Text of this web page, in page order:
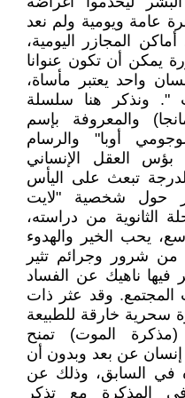
عامة ويومية ولم نعد
المجازر اليومية،
يمكن أن تكون عنوانا
واحد يعتبر مأساة،
". ونذكر هنا سلسلة
والمعروفة بإسم
أوبا" والرسام
بؤس العقل الإنساني
تبعث على اليأس
حول شخصية "لايت
الثانوية من دراسته،
يحب الخير والهدوء
من شرور وجرائم تثير
ناهيك عن الفساد
وقد عثر ذات
سحرية خارقة للطبيعة
وتحمل اسم Death Note (مذكرة الموت) تمنح
عن بعد وبدون أن
في السابق، وذلك عن
المذكرة مع تذكر